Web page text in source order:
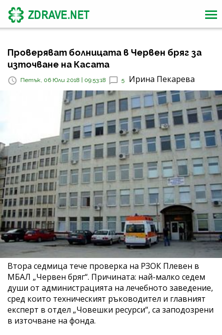
Проверяват болницата в Червен бряг за
източване на Касата
Петък, 06 Юли 2018 | 09:53:18 5 Ирина Пекарева
Втора седмица тече проверка на РЗОК Плевен в
МБАЛ „Червен бряг“. Причината: най-малко седем
души от администрацията на лечебното заведение,
сред които техническият ръководител и главният
експерт в отдел „Човешки ресурси“, са заподозрени
в източване на фонда.